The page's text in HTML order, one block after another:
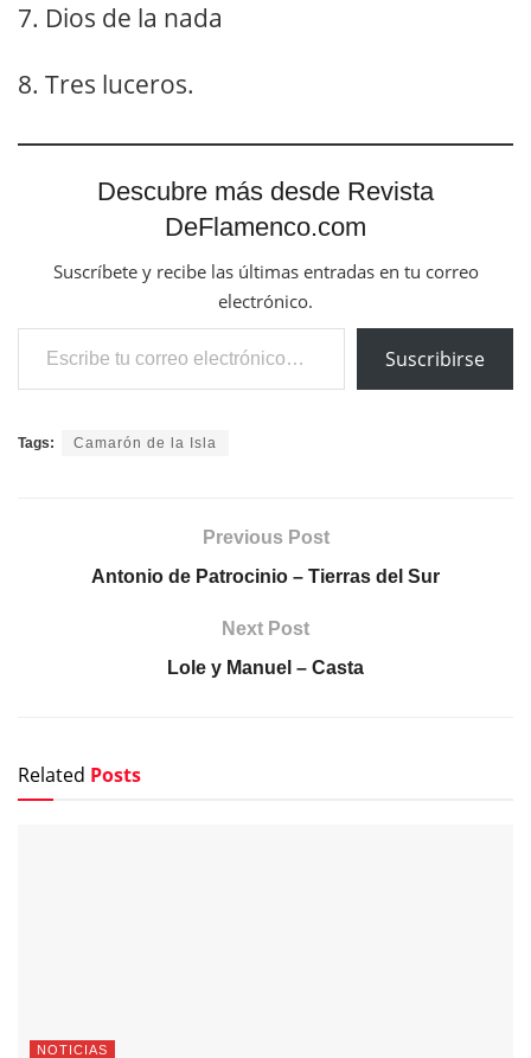
7. Dios de la nada
8. Tres luceros.
Descubre más desde Revista
DeFlamenco.com
Suscríbete y recibe las últimas entradas en tu correo
electrónico.
Escribe tu correo electrónico…
Suscribirse
Tags: Camarón de la Isla
Previous Post
Antonio de Patrocinio – Tierras del Sur
Next Post
Lole y Manuel – Casta
Related Posts
NOTICIAS